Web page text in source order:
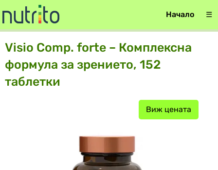
Начало ☰
Visio Comp. forte – Комплексна
формула за зрението, 152
таблетки
Виж цената